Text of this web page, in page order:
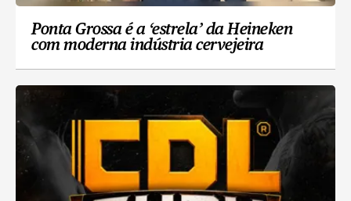
Ponta Grossa é a ‘estrela’ da Heineken
com moderna indústria cervejeira